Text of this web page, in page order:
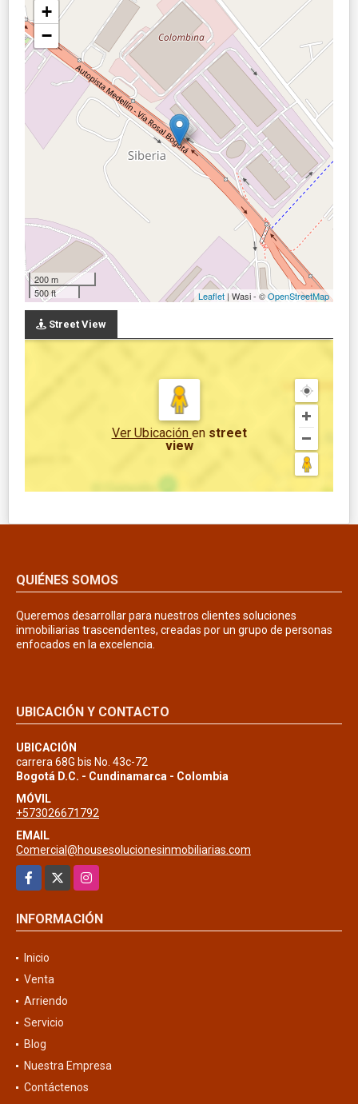
+
−
200 m
500 ft
Leaflet | Wasi - ©OpenStreetMap
Street View
Ver Ubicación en street
view
QUIÉNES SOMOS
Queremos desarrollar para nuestros clientes soluciones
inmobiliarias trascendentes, creadas por un grupo de personas
enfocados en la excelencia.
UBICACIÓN Y CONTACTO
UBICACIÓN
carrera 68G bis No. 43c-72
Bogotá D.C. - Cundinamarca - Colombia
MÓVIL
+573026671792
EMAIL
Comercial@housesolucionesinmobiliarias.com
Facebook
Instagram
INFORMACIÓN
Inicio
Venta
Arriendo
Servicio
Blog
Nuestra Empresa
Contáctenos